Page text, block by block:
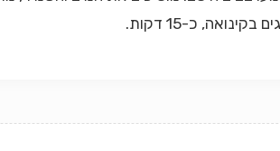
כ-15 דקות.